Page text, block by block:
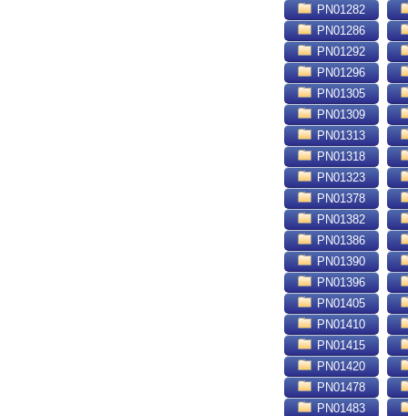
PN01282
PN01286
PN01292
PN01296
PN01305
PN01309
PN01313
PN01318
PN01323
PN01378
PN01382
PN01386
PN01390
PN01396
PN01405
PN01410
PN01415
PN01420
PN01478
PN01483